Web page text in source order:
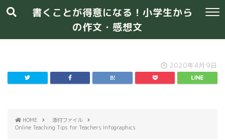
書くことが得意になる！小学生から
の作文・感想文
2020年4月9日
HOME
添付ファイル
Online Teaching Tips for Teachers Infographics